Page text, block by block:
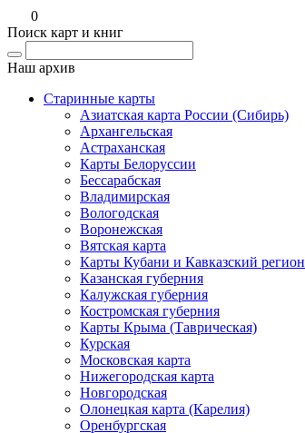
0
Поиск карт и книг
Наш архив
Старинные карты
Азиатская карта России (Сибирь)
Архангельская
Астраханская
Карты Белоруссии
Бессарабская
Владимирская
Вологодская
Воронежская
Вятская карта
Карты Кубани и Кавказский регион
Казанская губерния
Калужская губерния
Костромская губерния
Карты Крыма (Таврическая)
Курская
Московская карта
Нижегородская карта
Новгородская
Олонецкая карта (Карелия)
Оренбургская